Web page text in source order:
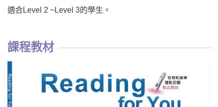
適合Level 2 ~Level 3的學生。
課程教材